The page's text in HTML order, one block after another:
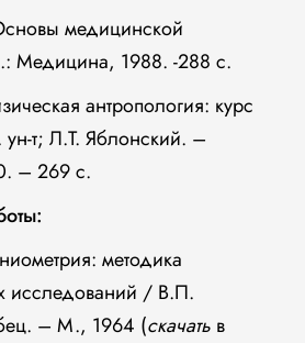
медицинской
Медицина, 1988. -288 с.
антропология: курс
т; Л.Т. Яблонский. –
– 269 с.
методика
исследований / В.П.
– М., 1964 (скачатьв